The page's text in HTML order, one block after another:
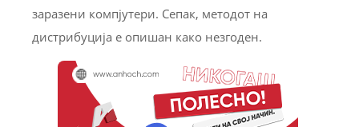
заразени компјутери. Сепак, методот на
дистрибуција е опишан како незгоден.